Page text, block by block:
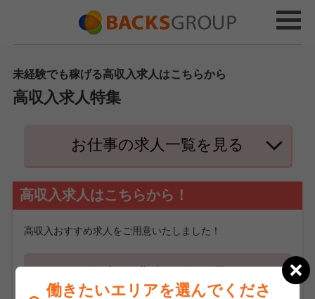
働きたいエリアを選んでくださ
未経験でも稼げる高収入求人はこちらから
高収入求人特集
お仕事の求人一覧を見る
高収入求人はこちらから！
高収入おすすめ求人をご用意いたしました！